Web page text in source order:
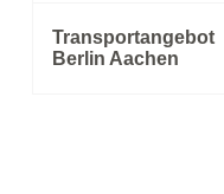
Transportangebot
Berlin Aachen